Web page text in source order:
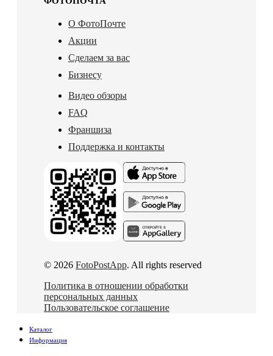
О ФотоПочте
Акции
Сделаем за вас
Бизнесу
Видео обзоры
FAQ
Франшиза
Поддержка и контакты
© 2026 FotoPostApp. All rights reserved
Политика в отношении обработки
персональных данных
Пользовательское соглашение
Каталог
Информация